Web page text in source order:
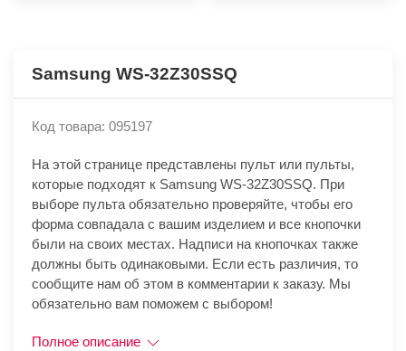
Samsung WS-32Z30SSQ
Код товара: 095197
На этой странице представлены пульт или пульты,
которые подходят к Samsung WS-32Z30SSQ. При
выборе пульта обязательно проверяйте, чтобы его
форма совпадала с вашим изделием и все кнопочки
были на своих местах. Надписи на кнопочках также
должны быть одинаковыми. Если есть различия, то
сообщите нам об этом в комментарии к заказу. Мы
обязательно вам поможем с выбором!
Полное описание